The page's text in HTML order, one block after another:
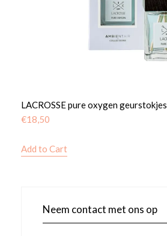
LACROSSE pure oxygen geurstokjes
€18,50
Add to Cart
Neem contact met ons op